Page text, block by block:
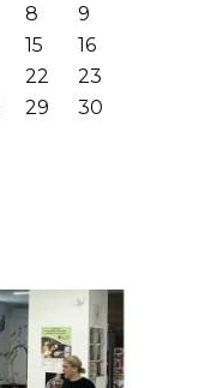
8
9
15
16
22
23
29
30